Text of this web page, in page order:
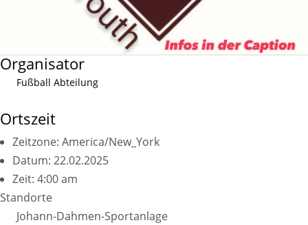
Organisator
Fußball Abteilung
Ortszeit
Zeitzone: America/New_York
Datum: 22.02.2025
Zeit: 4:00 am
Standorte
Johann-Dahmen-Sportanlage